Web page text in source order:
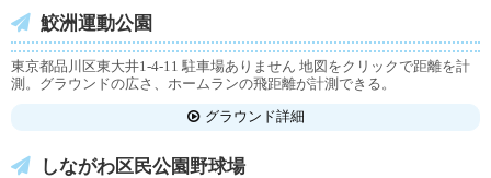
鮫洲運動公園
東京都品川区東大井1-4-11 駐車場ありません 地図をクリックで距離を計
測。グラウンドの広さ、ホームランの飛距離が計測できる。
グラウンド詳細
しながわ区民公園野球場